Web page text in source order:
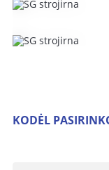
KODĖL